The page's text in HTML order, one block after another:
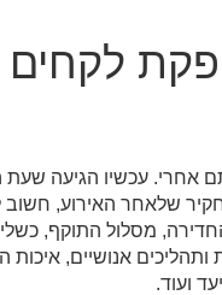
6: הפקת
אחרי. עכשיו הגיעה
שלאחר האירוע,
מסלול התוקף,
אנושיים, איכות
ועוד.